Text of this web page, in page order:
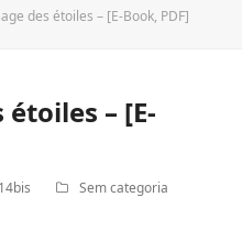
des étoiles – [E-Book, PDF]
– [E-
14bis Sem categoria